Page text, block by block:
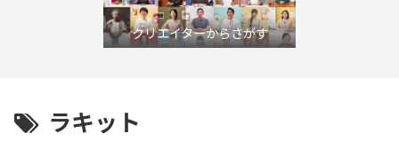
クリエイターからさがす
ラキット